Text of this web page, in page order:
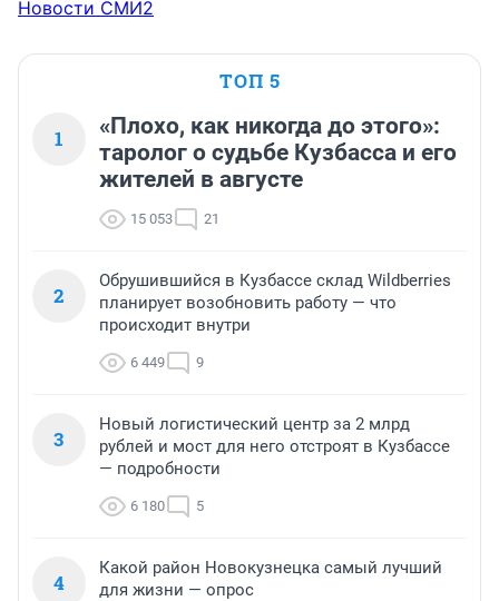
Новости СМИ2
ТОП 5
1
«Плохо, как никогда до этого»:
таролог о судьбе Кузбасса и его
жителей в августе
15 053 21
2
Обрушившийся в Кузбассе склад Wildberries
планирует возобновить работу — что
происходит внутри
6 449 9
3
Новый логистический центр за 2 млрд
рублей и мост для него отстроят в Кузбассе
— подробности
6 180 5
4
Какой район Новокузнецка самый лучший
для жизни — опрос